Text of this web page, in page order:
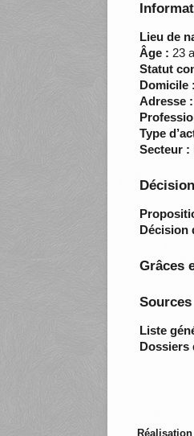
Lieu de
Âge : 23
Statut
Domicile :
Adresse :
Type
Secteur :
Décision
Grâces
Sources
Liste
Dossiers